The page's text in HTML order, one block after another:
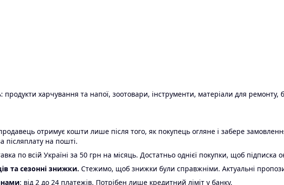
харчування та напої, зоотовари, інструменти, матеріали для ремонту,
отримує кошти лише після того, як покупець огляне і забере
післяплату на пошті.
по всій Україні за 50 грн на місяць. Достатньо однієї покупки, щоб підписка
та сезонні знижки. Стежимо, щоб знижки були справжніми. Актуальні
: від 2 до 24 платежів. Потрібен лише кредитний ліміт у банку.